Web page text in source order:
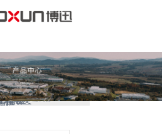
团
定性试验箱
全柜
/烘箱
全设备
荡器
槽